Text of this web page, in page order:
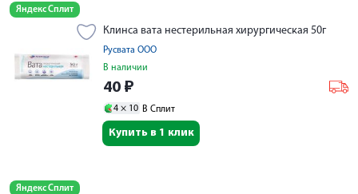
Яндекс Сплит
Клинса вата нестерильная хирургическая 50г
Русвата ООО
В наличии
40 ₽
4 × 10 В Сплит
Купить в 1 клик
Яндекс Сплит